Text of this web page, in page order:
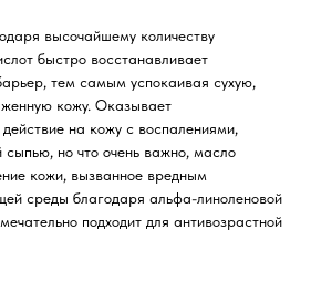
высочайшему количеству
быстро восстанавливает
тем самым успокаивая сухую,
кожу. Оказывает
на кожу с воспалениями,
сыпью, но что очень важно, масло
кожи, вызванное вредным
среды благодаря альфа-линоленовой
подходит для антивозрастной